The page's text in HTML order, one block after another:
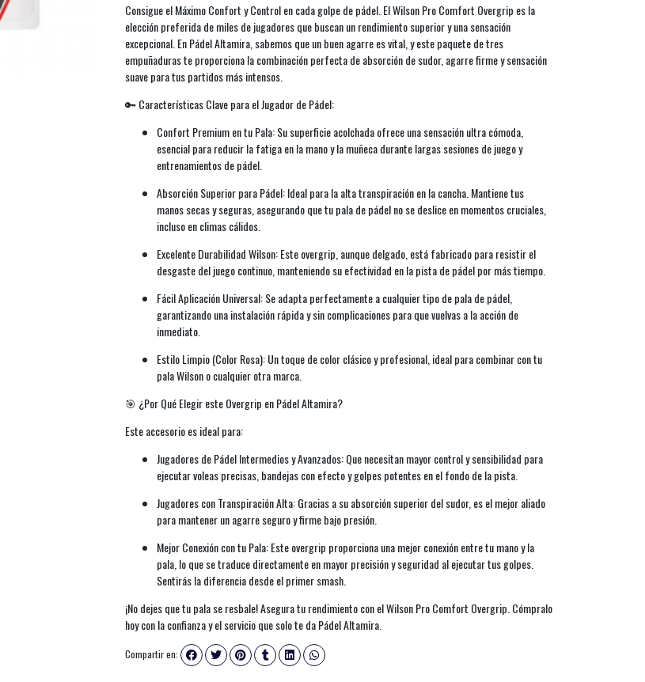
Consigue el Máximo Confort y Control en cada golpe de pádel. El Wilson Pro Comfort Overgrip es la
elección preferida de miles de jugadores que buscan un rendimiento superior y una sensación
excepcional. En Pádel Altamira, sabemos que un buen agarre es vital, y este paquete de tres
empuñaduras te proporciona la combinación perfecta de absorción de sudor, agarre firme y sensación
suave para tus partidos más intensos.
🔑 Características Clave para el Jugador de Pádel:
Confort Premium en tu Pala: Su superficie acolchada ofrece una sensación ultra cómoda,
esencial para reducir la fatiga en la mano y la muñeca durante largas sesiones de juego y
entrenamientos de pádel.
Absorción Superior para Pádel: Ideal para la alta transpiración en la cancha. Mantiene tus
manos secas y seguras, asegurando que tu pala de pádel no se deslice en momentos cruciales,
incluso en climas cálidos.
Excelente Durabilidad Wilson: Este overgrip, aunque delgado, está fabricado para resistir el
desgaste del juego continuo, manteniendo su efectividad en la pista de pádel por más tiempo.
Fácil Aplicación Universal: Se adapta perfectamente a cualquier tipo de pala de pádel,
garantizando una instalación rápida y sin complicaciones para que vuelvas a la acción de
inmediato.
Estilo Limpio (Color Rosa): Un toque de color clásico y profesional, ideal para combinar con tu
pala Wilson o cualquier otra marca.
🎯 ¿Por Qué Elegir este Overgrip en Pádel Altamira?
Este accesorio es ideal para:
Jugadores de Pádel Intermedios y Avanzados: Que necesitan mayor control y sensibilidad para
ejecutar voleas precisas, bandejas con efecto y golpes potentes en el fondo de la pista.
Jugadores con Transpiración Alta: Gracias a su absorción superior del sudor, es el mejor aliado
para mantener un agarre seguro y firme bajo presión.
Mejor Conexión con tu Pala: Este overgrip proporciona una mejor conexión entre tu mano y la
pala, lo que se traduce directamente en mayor precisión y seguridad al ejecutar tus golpes.
Sentirás la diferencia desde el primer smash.
¡No dejes que tu pala se resbale! Asegura tu rendimiento con el Wilson Pro Comfort Overgrip. Cómpralo
hoy con la confianza y el servicio que solo te da Pádel Altamira.
Compartir en: